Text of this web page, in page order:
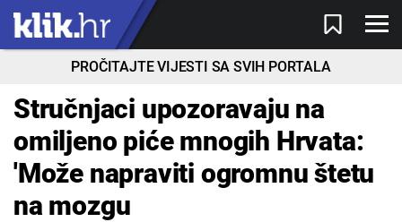
PROČITAJTE VIJESTI SA SVIH PORTALA
Stručnjaci upozoravaju na
omiljeno piće mnogih Hrvata:
'Može napraviti ogromnu štetu
na mozgu